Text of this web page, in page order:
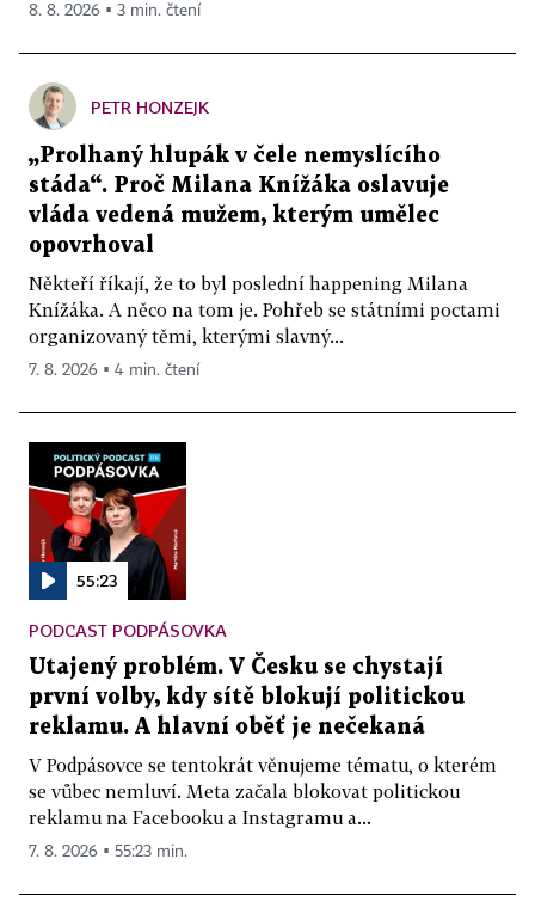
8. 8. 2026 ▪ 3 min. čtení
PETR HONZEJK
„Prolhaný hlupák v čele nemyslícího
stáda“. Proč Milana Knížáka oslavuje
vláda vedená mužem, kterým umělec
opovrhoval
Někteří říkají, že to byl poslední happening Milana
Knížáka. A něco na tom je. Pohřeb se státními poctami
organizovaný těmi, kterými slavný...
7. 8. 2026 ▪ 4 min. čtení
55:23
PODCAST PODPÁSOVKA
Utajený problém. V Česku se chystají
první volby, kdy sítě blokují politickou
reklamu. A hlavní oběť je nečekaná
V Podpásovce se tentokrát věnujeme tématu, o kterém
se vůbec nemluví. Meta začala blokovat politickou
reklamu na Facebooku a Instagramu a...
7. 8. 2026 ▪ 55:23 min.